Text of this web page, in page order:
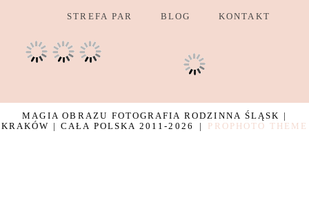
STREFA PAR BLOG KONTAKT
MAGIA OBRAZU FOTOGRAFIA RODZINNA ŚLĄSK |
KRAKÓW | CAŁA POLSKA 2011-2026
| PROPHOTO THEME